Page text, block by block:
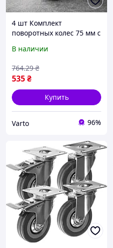
4 шт Комплект
поворотных колес 75 мм с
MALATEC, Серебристый/
тележек
В наличии
535₴
764.29 ₴
Купить
Varto 96%